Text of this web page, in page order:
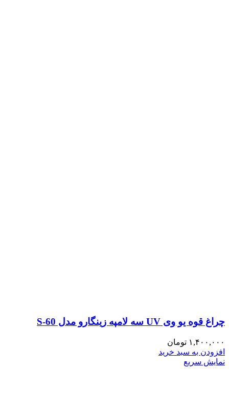
چراغ قوه یو وی UV سه لامپه زینگارو مدل S-60
۱,۴۰۰,۰۰۰ تومان
افزودن به سبد خرید
نمایش سریع